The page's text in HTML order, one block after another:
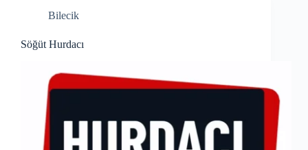
Bilecik
Söğüt Hurdacı